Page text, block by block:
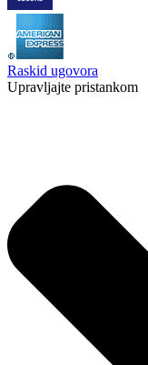
Raskid ugovora
Upravljajte pristankom